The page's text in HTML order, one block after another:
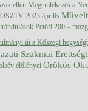
ellen Megemlékezés a
OSZTV 2023 április
Petőfi 200 –
út a Kőszegi
Szakmai
élőlényei Örökös